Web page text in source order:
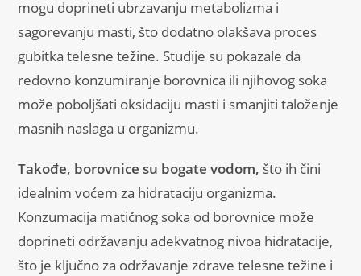
mogu doprineti ubrzavanju metabolizma i
sagorevanju masti, što dodatno olakšava proces
gubitka telesne težine. Studije su pokazale da
redovno konzumiranje borovnica ili njihovog soka
može poboljšati oksidaciju masti i smanjiti taloženje
masnih naslaga u organizmu.
Takođe, borovnice su bogate vodom, što ih čini
idealnim voćem za hidrataciju organizma.
Konzumacija matičnog soka od borovnice može
doprineti održavanju adekvatnog nivoa hidratacije,
što je ključno za održavanje zdrave telesne težine i